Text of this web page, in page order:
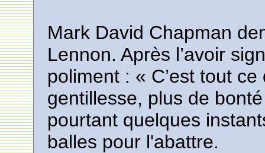
Mark David Chapman
Lennon. Après l’avoir
poliment : « C’est tout
gentillesse, plus de
pourtant quelques
balles pour l'abattre.